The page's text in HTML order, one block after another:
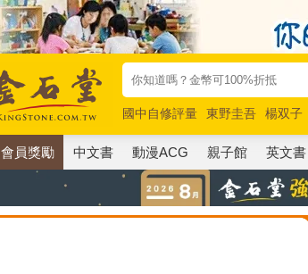
國中自修評量 東野圭吾 楊双子
唯紅花綻放
奧德賽 路邊攤新作
會員獎勵 中文書 動漫ACG 親子館 英文書